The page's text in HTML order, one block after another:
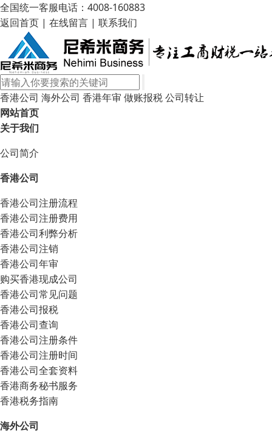
全国统一客服电话：4008-160883
返回首页 | 在线留言 | 联系我们
香港公司 海外公司 香港年审 做账报税公司转让
网站首页
关于我们
公司简介
香港公司
香港公司注册流程
香港公司注册费用
香港公司利弊分析
香港公司注销
香港公司年审
购买香港现成公司
香港公司常见问题
香港公司报税
香港公司查询
香港公司注册条件
香港公司注册时间
香港公司全套资料
香港商务秘书服务
香港税务指南
海外公司